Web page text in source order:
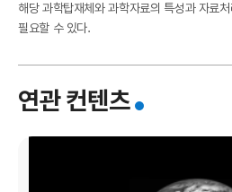
한
해당 과학탑재체와 과학자료의 특성과 자료
필요할 수 있다.
연관 컨텐츠